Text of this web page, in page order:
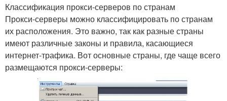
Классификация прокси-серверов по странам
Прокси-серверы можно классифицировать по странам
их расположения. Это важно, так как разные страны
имеют различные законы и правила, касающиеся
интернет-трафика. Вот основные страны, где чаще всего
размещаются прокси-серверы: